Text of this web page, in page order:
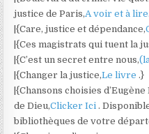
justice de Paris,A voir et à
|{Care, justice et dépendance,
|{Ces magistrats qui tuent la
|{C’est un secret entre nous,
|{Changer la justice,Le livre.}
|{Chansons choisies
de Dieu,Clicker Ici.
bibliothèques de votre